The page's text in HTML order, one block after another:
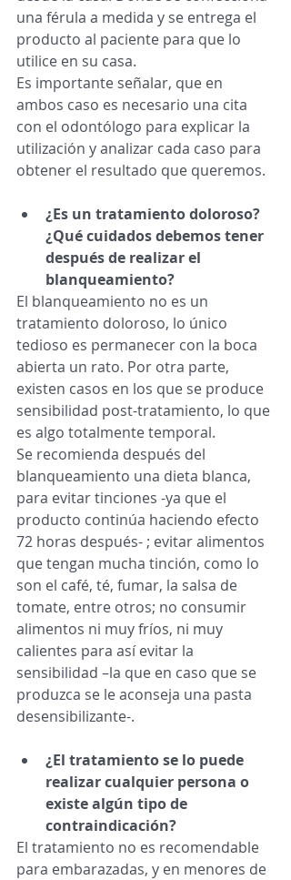
una férula a medida y se entrega el
producto al paciente para que lo
utilice en su casa.
Es importante señalar, que en
ambos caso es necesario una cita
con el odontólogo para explicar la
utilización y analizar cada caso para
obtener el resultado que queremos.
¿Es un tratamiento doloroso?
¿Qué cuidados debemos tener
después de realizar el
blanqueamiento?
El blanqueamiento no es un
tratamiento doloroso, lo único
tedioso es permanecer con la boca
abierta un rato. Por otra parte,
existen casos en los que se produce
sensibilidad post-tratamiento, lo que
es algo totalmente temporal.
Se recomienda después del
blanqueamiento una dieta blanca,
para evitar tinciones -ya que el
producto continúa haciendo efecto
72 horas después- ; evitar alimentos
que tengan mucha tinción, como lo
son el café, té, fumar, la salsa de
tomate, entre otros; no consumir
alimentos ni muy fríos, ni muy
calientes para así evitar la
sensibilidad –la que en caso que se
produzca se le aconseja una pasta
desensibilizante-.
¿El tratamiento se lo puede
realizar cualquier persona o
existe algún tipo de
contraindicación?
El tratamiento no es recomendable
para embarazadas, y en menores de